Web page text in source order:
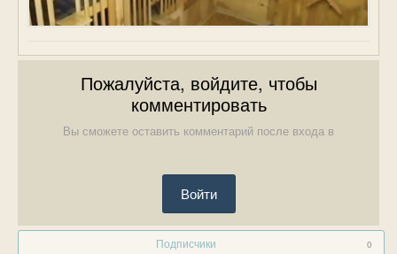
Пожалуйста, войдите, чтобы
комментировать
Вы сможете оставить комментарий после входа в
Войти
Подписчики 0